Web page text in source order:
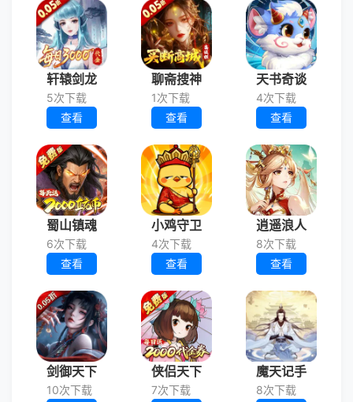
轩辕剑龙
5次下载
查看
聊斋搜神
1次下载
查看
天书奇谈
4次下载
查看
蜀山镇魂
6次下载
查看
小鸡守卫
4次下载
查看
逍遥浪人
8次下载
查看
剑御天下
10次下载
侠侣天下
7次下载
魔天记手
8次下载